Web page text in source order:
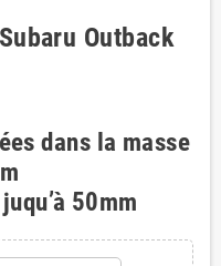
Outback
dans la masse
50mm